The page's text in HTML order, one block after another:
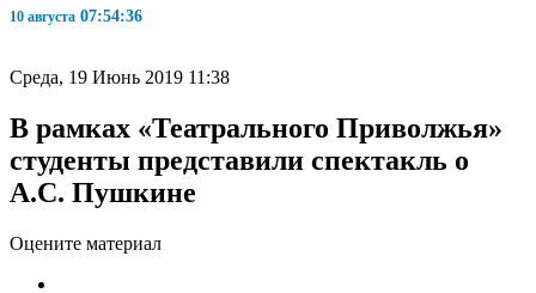
10 августа 07:54:37
Среда, 19 Июнь 2019 11:38
В рамках «Театрального Приволжья»
студенты представили спектакль о
А.С. Пушкине
Оцените материал